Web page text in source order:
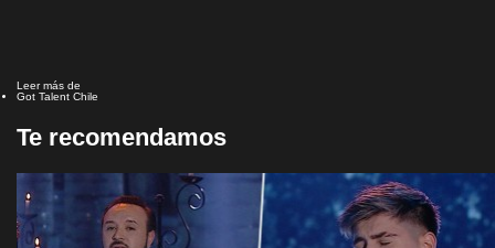
Leer más de
Got Talent Chile
Te recomendamos